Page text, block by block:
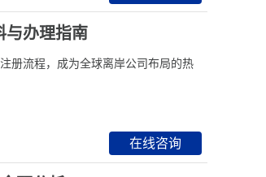
与办理指南
册流程，成为全球离岸公司布局的热
在线咨询